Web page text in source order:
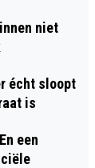
niet
écht sloopt
is
een